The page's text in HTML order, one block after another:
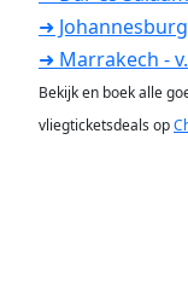
➜
➜ Marrakech -
Bekijk en boek alle
vliegticketsdeals op